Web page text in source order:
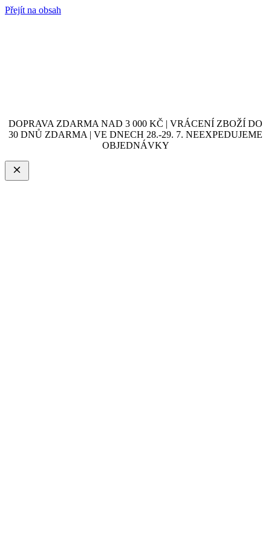
Přejít na obsah
DOPRAVA ZDARMA NAD 3 000 KČ | VRÁCENÍ ZBOŽÍ DO
30 DNŮ ZDARMA | VE DNECH 28.-29. 7. NEEXPEDUJEME
OBJEDNÁVKY